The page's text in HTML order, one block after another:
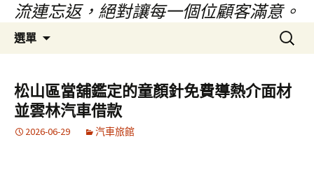
流連忘返，絕對讓每一個位顧客滿意。
選單
容
搜
尋
鍵
字:
松山區當舖鑑定的童顏針免費導熱介面材
並雲林汽車借款
2026-06-29 汽車旅館